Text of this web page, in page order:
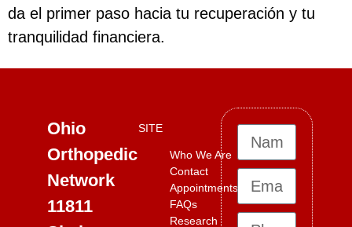
da el primer paso hacia tu recuperación y tu
tranquilidad financiera.
Ohio
Orthopedic
Network
11811
SITE
Who We Are
Contact
Appointments
FAQs
Research